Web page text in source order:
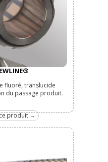
fluoré, translucide
du passage produit.
produit →